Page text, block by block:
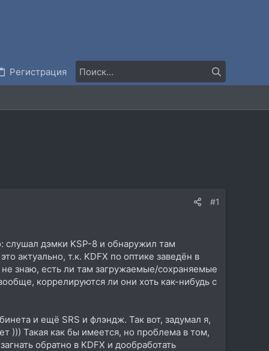
Регистрация
#1
слушал дэмки KSP-8 и обнаружил там
актуально, т.к. KDFX по оптике заведён в
не знаю, есть ли там загружаемые/сохраняемые
коррелируются ли они хоть как-нибудь с
и ещё SRS и флэндж. Так вот, задумал я,
))) Такая как бы имеется, но проблема в том,
обратно в KDFX и дообработать